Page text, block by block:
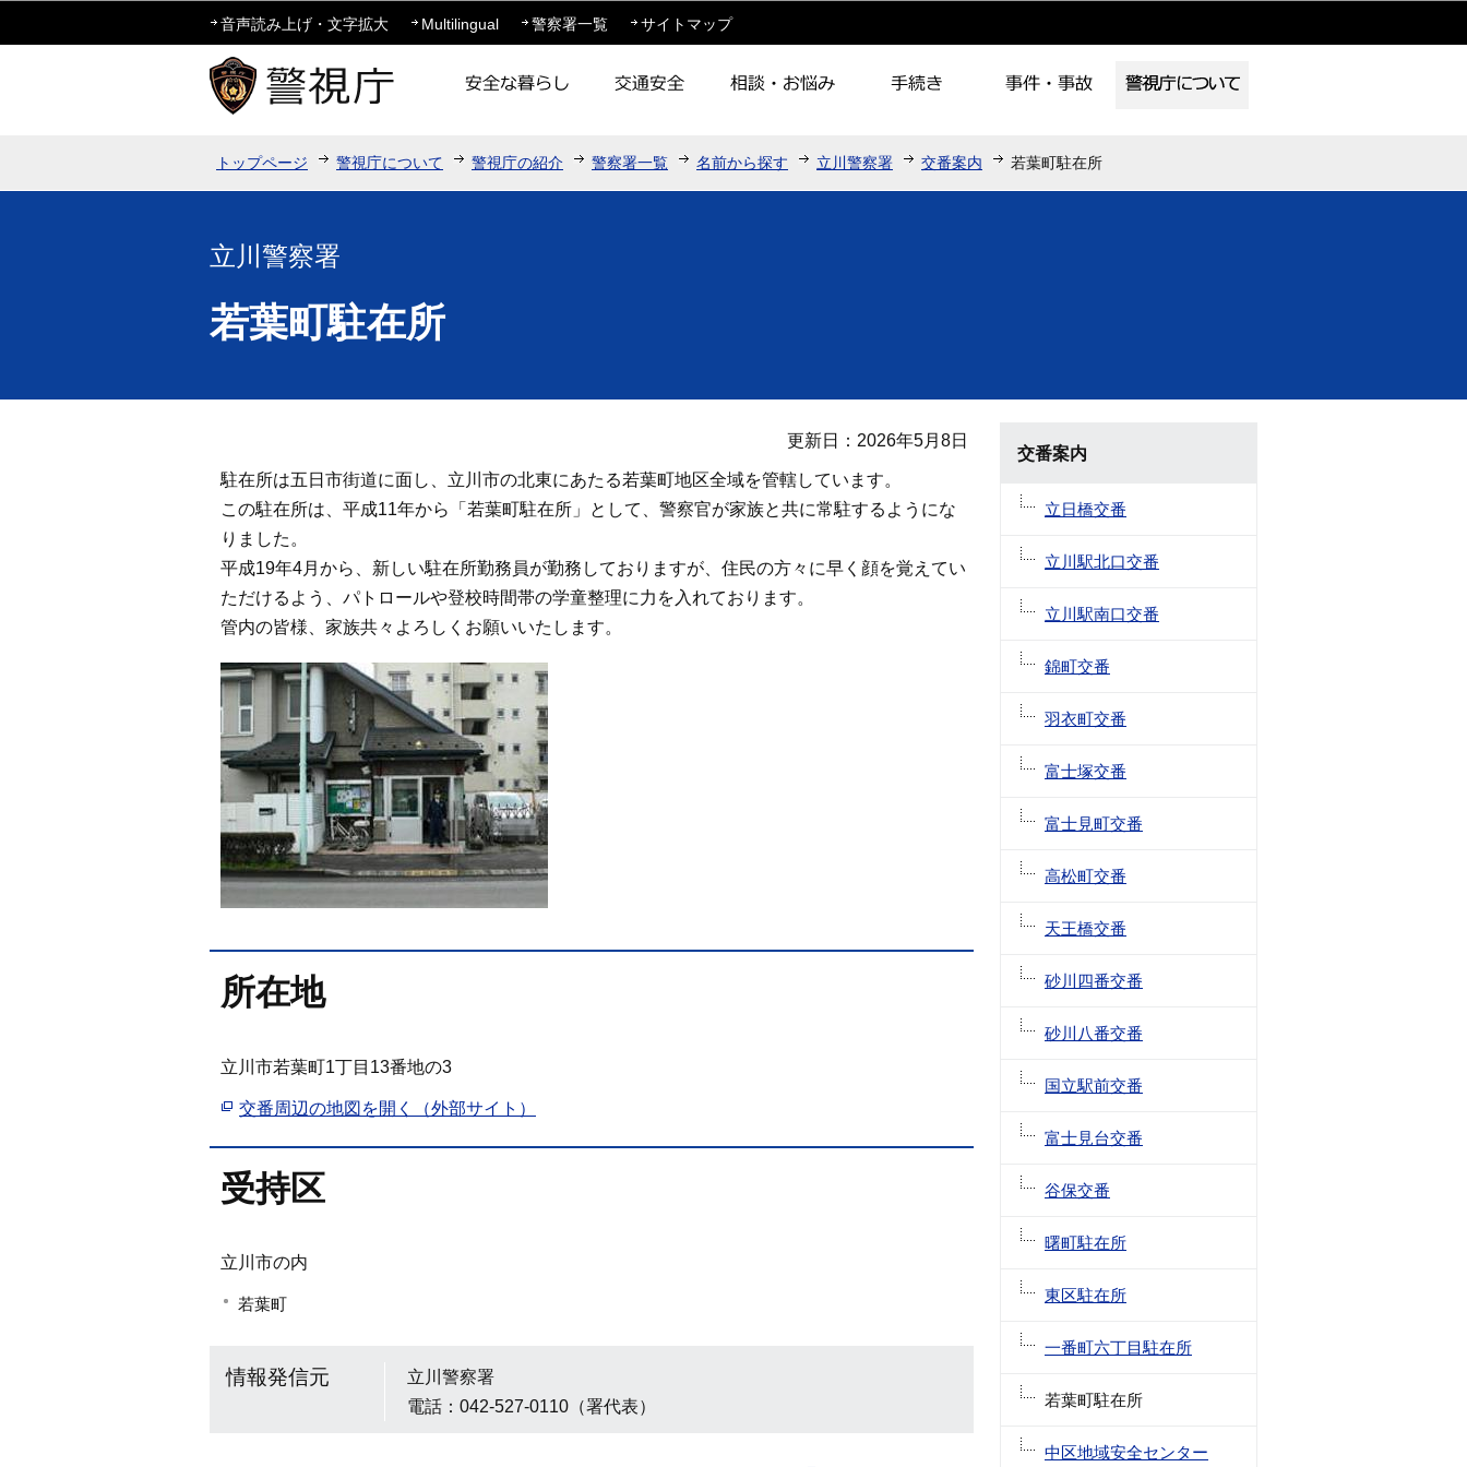
このページの本文へ移動
音声読み上げ・文字拡大 Multilingual 警察署一覧 サイトマップ
トップページ 警視庁について 警視庁の紹介 警察署一覧 名前から探す 立川警察署 交番案内 若葉町駐在所
立川警察署
若葉町駐在所
更新日：2026年5月8日
駐在所は五日市街道に面し、立川市の北東にあたる若葉町地区全域を管轄しています。
この駐在所は、平成11年から「若葉町駐在所」として、警察官が家族と共に常駐するようにな
りました。
平成19年4月から、新しい駐在所勤務員が勤務しておりますが、住民の方々に早く顔を覚えてい
ただけるよう、パトロールや登校時間帯の学童整理に力を入れております。
管内の皆様、家族共々よろしくお願いいたします。
所在地
立川市若葉町1丁目13番地の3
交番周辺の地図を開く（外部サイト）
受持区
立川市の内
若葉町
情報発信元
立川警察署
電話：042-527-0110（署代表）
交番案内
立日橋交番
立川駅北口交番
立川駅南口交番
錦町交番
羽衣町交番
富士塚交番
富士見町交番
高松町交番
天王橋交番
砂川四番交番
砂川八番交番
国立駅前交番
富士見台交番
谷保交番
曙町駐在所
東区駐在所
一番町六丁目駐在所
若葉町駐在所
中区地域安全センター